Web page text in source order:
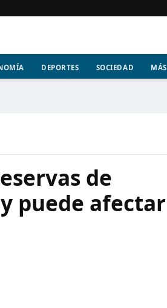
DEPORTES SOCIEDAD MÁS
de
puede afectar